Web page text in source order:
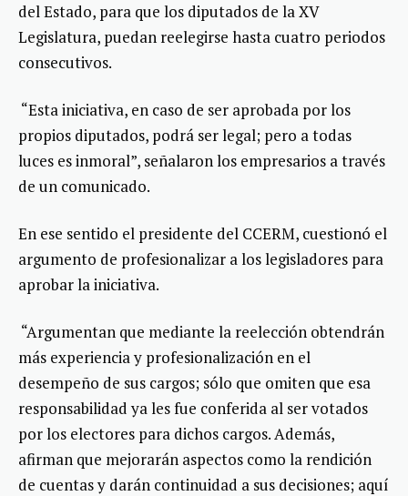
del Estado, para que los diputados de la XV
Legislatura, puedan reelegirse hasta cuatro periodos
consecutivos.
“Esta iniciativa, en caso de ser aprobada por los
propios diputados, podrá ser legal; pero a todas
luces es inmoral”, señalaron los empresarios a través
de un comunicado.
En ese sentido el presidente del CCERM, cuestionó el
argumento de profesionalizar a los legisladores para
aprobar la iniciativa.
“Argumentan que mediante la reelección obtendrán
más experiencia y profesionalización en el
desempeño de sus cargos; sólo que omiten que esa
responsabilidad ya les fue conferida al ser votados
por los electores para dichos cargos. Además,
afirman que mejorarán aspectos como la rendición
de cuentas y darán continuidad a sus decisiones; aquí